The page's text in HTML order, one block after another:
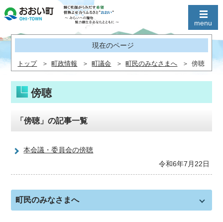
現在のページ
トップ 町政情報 町議会 町民のみなさまへ 傍聴
傍聴
「傍聴」の記事一覧
本会議・委員会の傍聴
令和6年7月22日
町民のみなさまへ